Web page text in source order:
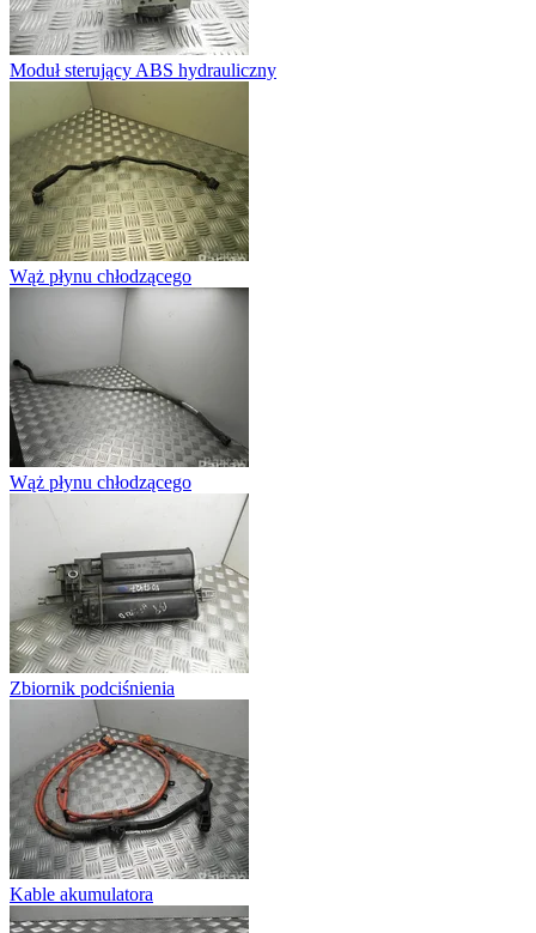
Moduł sterujący ABS hydrauliczny
Wąż płynu chłodzącego
Wąż płynu chłodzącego
Zbiornik podciśnienia
Kable akumulatora